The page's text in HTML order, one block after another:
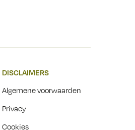
DISCLAIMERS
Algemene voorwaarden
Privacy
Cookies